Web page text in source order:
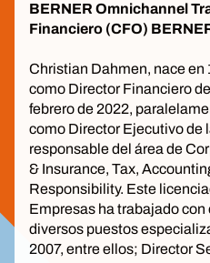
BERNER Omnichannel
Financiero (CFO)
Christian Dahmen, nace en
como Director Financiero
febrero de 2022,
como Director Ejecutivo de
responsable del área de
& Insurance, Tax,
Responsibility. Este
Empresas ha trabajado
diversos puestos
2007, entre ellos; Director